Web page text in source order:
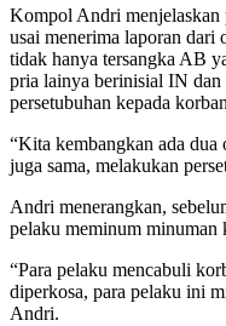
Kompol Andri menjelaskan
usai menerima laporan dari
tidak hanya tersangka AB
pria lainya berinisial IN
persetubuhan kepada
“Kita kembangkan ada dua
juga sama, melakukan
Andri menerangkan,
pelaku meminum minuman
“Para pelaku mencabuli
diperkosa, para pelaku ini
Andri.